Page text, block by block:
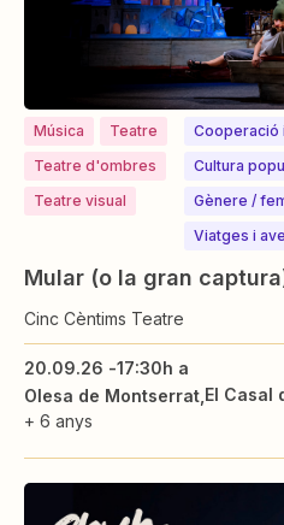
Música
Teatre
Teatre d'ombres
Teatre visual
Cooperació
Cultura
⁠⁠Gènere /
Viatges i
Mular (o la gran
Cinc Cèntims Teatre
20.09.26 -17:30h a
Olesa de Montserrat El Casal
+ 6 anys